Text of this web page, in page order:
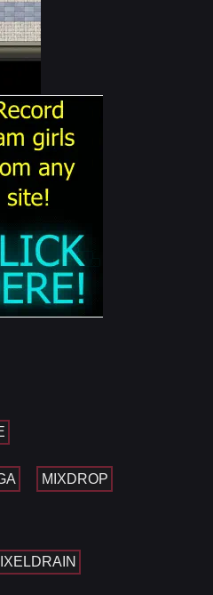
MIXDROP